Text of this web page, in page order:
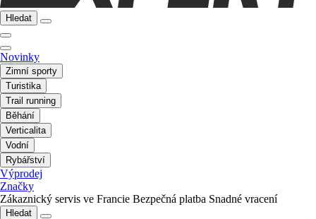
Hledat
Novinky
Zimní sporty
Turistika
Trail running
Běhání
Verticalita
Vodní
Rybářství
Výprodej
Značky
Zákaznický servis ve Francie Bezpečná platba Snadné vracení
Hledat